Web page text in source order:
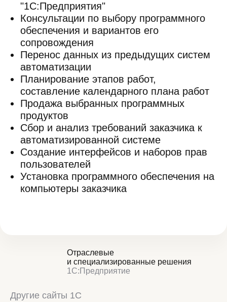
"1С:Предприятия"
Консультации по выбору программного
обеспечения и вариантов его
сопровождения
Перенос данных из предыдущих систем
автоматизации
Планирование этапов работ,
составление календарного плана работ
Продажа выбранных программных
продуктов
Сбор и анализ требований заказчика к
автоматизированной системе
Создание интерфейсов и наборов прав
пользователей
Установка программного обеспечения на
компьютеры заказчика
Отраслевые
и специализированные решения
1С:Предприятие
Другие сайты 1С